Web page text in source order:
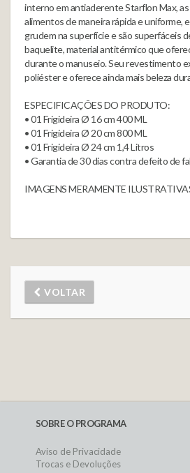
interno em antiaderente Starflon Max, as
alimentos de maneira rápida e uniforme,
grudem na superfície e são superfáceis
baquelite, material antitérmico que
durante o manuseio. Seu revestimento
poliéster e oferece ainda mais beleza
ESPECIFICAÇÕES DO PRODUTO:
• 01 Frigideira Ø 16 cm 400 ML
• 01 Frigideira Ø 20 cm 800 ML
• 01 Frigideira Ø 24 cm 1,4 Litros
• Garantia de 30 dias contra defeito de
IMAGENS MERAMENTE
VOLTAR
SOBRE O PROGRAMA
Aviso de Privacidade
Trocas e Devoluções